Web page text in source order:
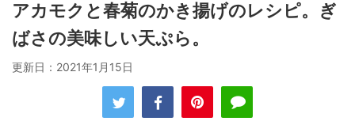
アカモクと春菊のかき揚げのレシピ。ぎ
ばさの美味しい天ぷら。
更新日： 2021年1月15日